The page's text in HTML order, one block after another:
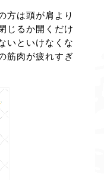
方は頭が肩より
じるか開くだけ
いといけなくな
筋肉が疲れすぎ